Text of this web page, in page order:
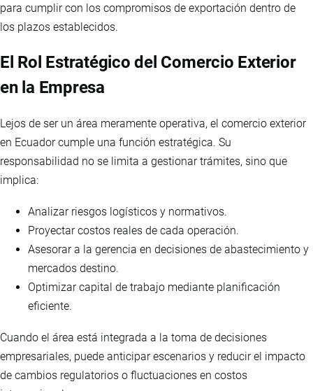
para cumplir con los compromisos de exportación dentro de
los plazos establecidos.
El Rol Estratégico del Comercio Exterior
en la Empresa
Lejos de ser un área meramente operativa, el comercio exterior
en Ecuador cumple una función estratégica. Su
responsabilidad no se limita a gestionar trámites, sino que
implica:
Analizar riesgos logísticos y normativos.
Proyectar costos reales de cada operación.
Asesorar a la gerencia en decisiones de abastecimiento y
mercados destino.
Optimizar capital de trabajo mediante planificación
eficiente.
Cuando el área está integrada a la toma de decisiones
empresariales, puede anticipar escenarios y reducir el impacto
de cambios regulatorios o fluctuaciones en costos